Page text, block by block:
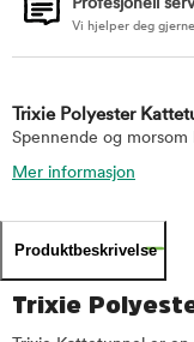
Profesjonell
Vi hjelper deg
Trixie Polyester
Spennende og
Mer informasjon
Produktbeskrivelse
Trixie